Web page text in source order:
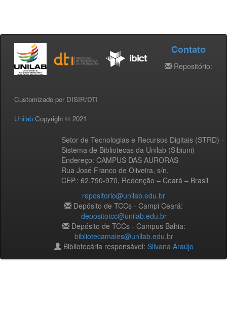
Customizado por DISIR/DTI
Unilab Copyright © 2021
Setor de Tecnologias e Recursos Digitais (STRD) -
Sistema de Bibliotecas da Unilab (Sibiuni)
Endereço: CAMPUS DAS AURORAS
Rua José Franco de Oliveira, s/n,
CEP.: 62.790-970, Redenção – Ceará – Brasil
Contato
Repositório:
repositorio@unilab.edu.br
Depósito de TCCs - Campi Ceará:
depositotcc@unilab.edu.br
Depósito de TCCs - Campus Bahia:
bibliotecamales@unilab.edu.br
Bibliotecária responsável: Silvana Araújo